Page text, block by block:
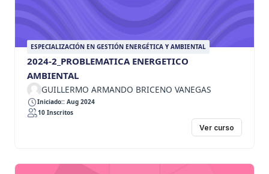
ESPECIALIZACIÓN EN GESTIÓN ENERGÉTICA Y AMBIENTAL
2024-2_PROBLEMATICA ENERGETICO
AMBIENTAL
GUILLERMO ARMANDO BRICENO VANEGAS
Iniciado:: Aug 2024
10 Inscritos
Ver curso